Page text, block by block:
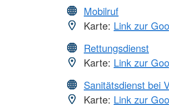
Mobilruf
Karte: Link zur
Rettungsdienst
Karte: Link zur
Sanitätsdienst bei
Karte: Link zur